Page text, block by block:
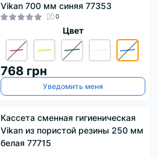
Vikan 700 мм синяя 77353
0
Цвет
768 грн
Уведомить меня
Кассета сменная гигиеническая
Vikan из пористой резины 250 мм
белая 77715